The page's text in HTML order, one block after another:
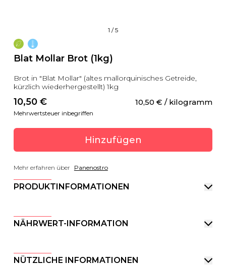
1 /5
Blat Mollar Brot (1kg)
Brot in "Blat Mollar" (altes mallorquinisches Getreide,
kürzlich wiederhergestellt) 1kg
10,50 € 10,50 € / kilogramm
Mehrwertsteuer inbegriffen
Hinzufügen
Mehr erfahren über Panenostro
PRODUKTINFORMATIONEN
NÄHRWERT-INFORMATION
NÜTZLICHE INFORMATIONEN